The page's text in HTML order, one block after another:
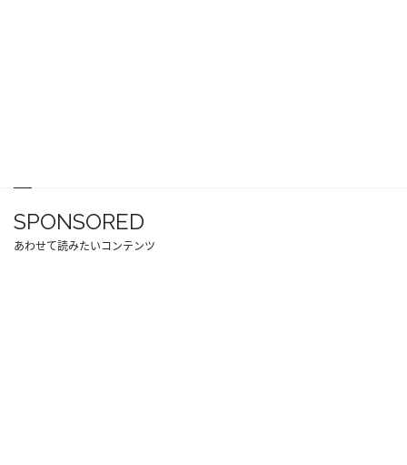
SPONSORED
あわせて読みたいコンテンツ